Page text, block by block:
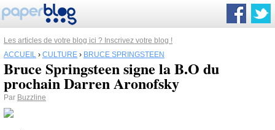
Les articles de votre blog ici ? Inscrivez votre blog !
ACCUEIL › CULTURE › BRUCE SPRINGSTEEN
Bruce Springsteen signe la B.O du
prochain Darren Aronofsky
Par Buzzline